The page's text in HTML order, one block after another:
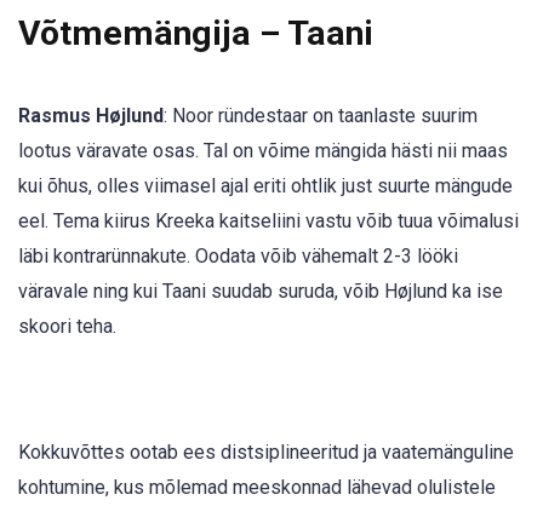
Võtmemängija – Taani
Rasmus Højlund: Noor ründestaar on taanlaste suurim
lootus väravate osas. Tal on võime mängida hästi nii maas
kui õhus, olles viimasel ajal eriti ohtlik just suurte mängude
eel. Tema kiirus Kreeka kaitseliini vastu võib tuua võimalusi
läbi kontrarünnakute. Oodata võib vähemalt 2-3 lööki
väravale ning kui Taani suudab suruda, võib Højlund ka ise
skoori teha.
Kokkuvõttes ootab ees distsiplineeritud ja vaatemänguline
kohtumine, kus mõlemad meeskonnad lähevad olulistele